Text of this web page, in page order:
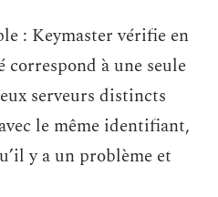
: Keymaster vérifie en
à une seule
serveurs distincts
le même identifiant,
y a un problème et